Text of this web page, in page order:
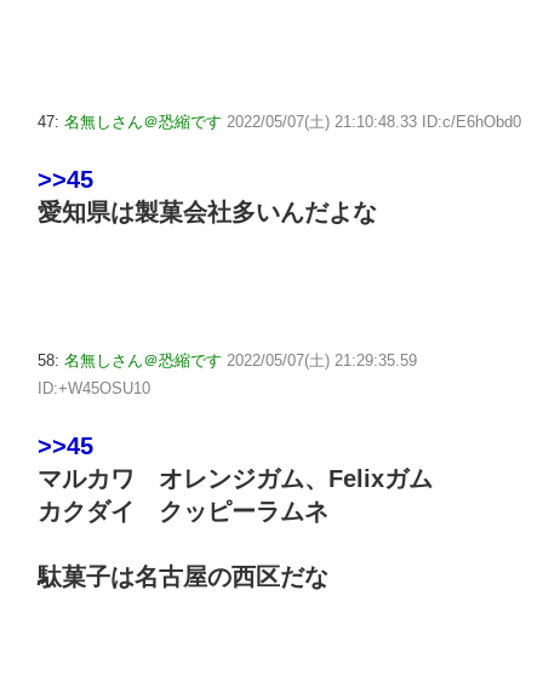
47: 名無しさん＠恐縮です 2022/05/07(土) 21:10:48.33 ID:c/E6hObd0
>>45
愛知県は製菓会社多いんだよな
58: 名無しさん＠恐縮です 2022/05/07(土) 21:29:35.59
ID:+W45OSU10
>>45
マルカワ オレンジガム、Felixガム
カクダイ クッピーラムネ
駄菓子は名古屋の西区だな